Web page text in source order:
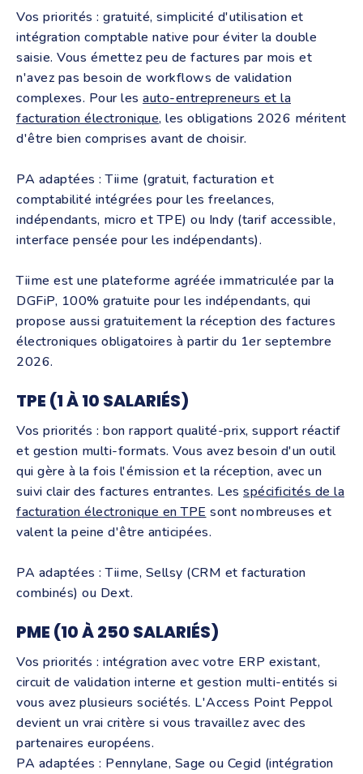
Vos priorités : gratuité, simplicité d'utilisation et
intégration comptable native pour éviter la double
saisie. Vous émettez peu de factures par mois et
n'avez pas besoin de workflows de validation
complexes. Pour les auto-entrepreneurs et la
facturation électronique, les obligations 2026 méritent
d'être bien comprises avant de choisir.
PA adaptées : Tiime (gratuit, facturation et
comptabilité intégrées pour les freelances,
indépendants, micro et TPE) ou Indy (tarif accessible,
interface pensée pour les indépendants).
Tiime est une plateforme agréée immatriculée par la
DGFiP, 100% gratuite pour les indépendants, qui
propose aussi gratuitement la réception des factures
électroniques obligatoires à partir du 1er septembre
2026.
TPE (1 À 10 SALARIÉS)
Vos priorités : bon rapport qualité-prix, support réactif
et gestion multi-formats. Vous avez besoin d'un outil
qui gère à la fois l'émission et la réception, avec un
suivi clair des factures entrantes. Les spécificités de la
facturation électronique en TPE sont nombreuses et
valent la peine d'être anticipées.
PA adaptées : Tiime, Sellsy (CRM et facturation
combinés) ou Dext.
PME (10 À 250 SALARIÉS)
Vos priorités : intégration avec votre ERP existant,
circuit de validation interne et gestion multi-entités si
vous avez plusieurs sociétés. L'Access Point Peppol
devient un vrai critère si vous travaillez avec des
partenaires européens.
PA adaptées : Pennylane, Sage ou Cegid (intégration